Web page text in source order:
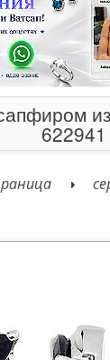
622941